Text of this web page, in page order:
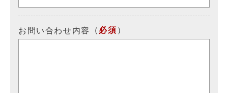
お問い合わせ内容 （ 必須 ）